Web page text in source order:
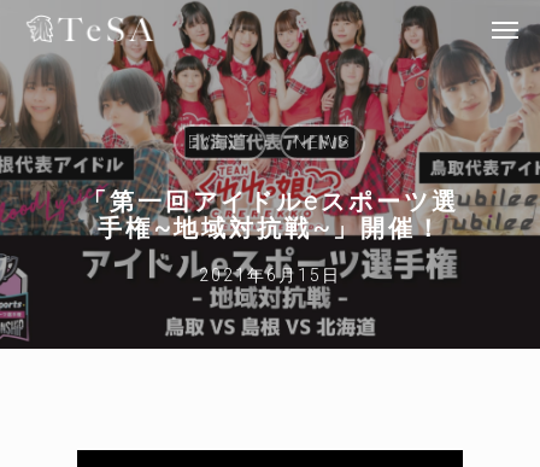
EVENT NEWS
「第一回アイドルeスポーツ選
手権~地域対抗戦~」開催！
2021年6月15日